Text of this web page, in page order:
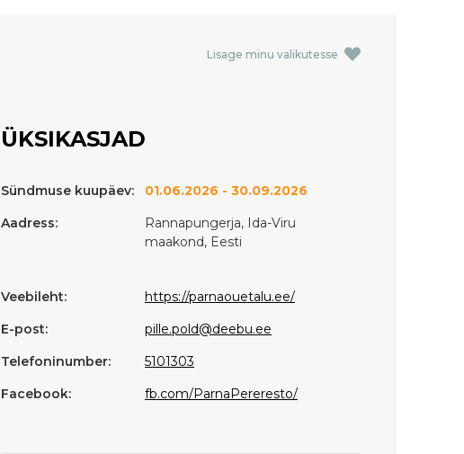
Lisage minu valikutesse
ÜKSIKASJAD
Sündmuse kuupäev:
01.06.2026 - 30.09.2026
Aadress:
Rannapungerja, Ida-Viru
maakond, Eesti
Veebileht:
https://parnaouetalu.ee/
E-post:
pille.pold@deebu.ee
Telefoninumber:
5101303
Facebook:
fb.com/ParnaPereresto/